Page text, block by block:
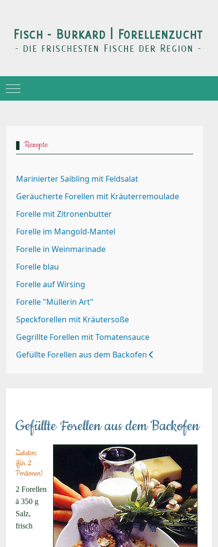
Mobile Menu Toggle
Rezepte
Marinierter Saibling mit Feldsalat
Geräucherte Forellen mit Kräuterremoulade
Forelle mit Zitronenbutter
Forelle im Mangold-Mantel
Forelle in Weinmarinade
Forelle blau
Forelle auf Wirsing
Forelle "Müllerin Art"
Speckforellen mit Kräutersoße
Gegrillte Forellen mit Tomatensauce
Gefüllte Forellen aus dem Backofen
Gefüllte Forellen aus dem Backofen
Zutaten:
(für 2
Portionen)
2 Forellen
ä 350 g
Salz,
frisch